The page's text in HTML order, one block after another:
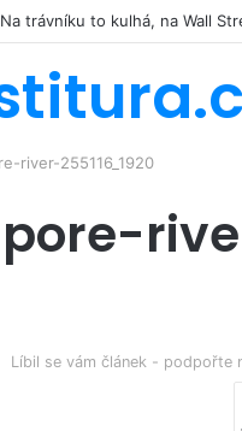
Na trávníku to kulhá, na Wall
river-255116_1920
Líbil se vám článek - podpořte